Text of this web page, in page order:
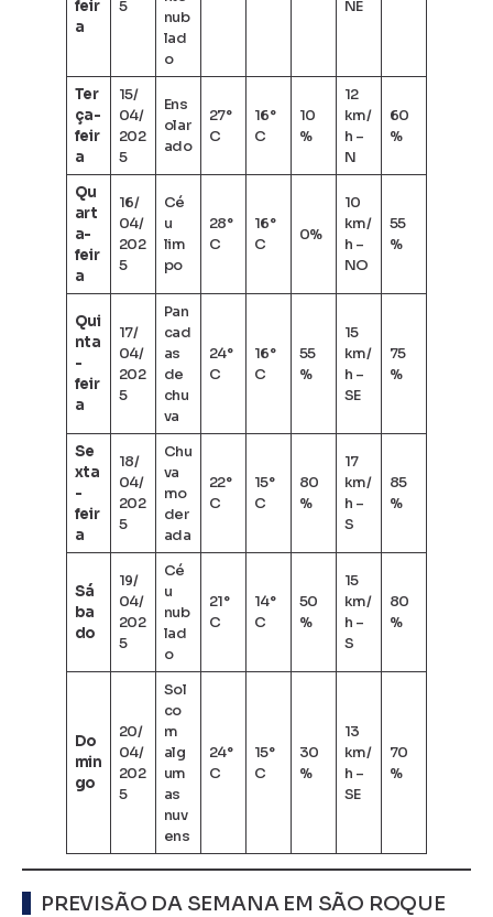
feir
a
5
nub
lad
o
NE
Ter
ça-
feir
a
15/
04/
202
5
Ens
olar
ado
27°
C
16°
C
10
%
12
km/
h –
N
60
%
Qu
art
a-
feir
a
16/
04/
202
5
Cé
u
lim
po
28°
C
16°
C
0%
10
km/
h –
NO
55
%
Qui
nta
-
feir
a
17/
04/
202
5
Pan
cad
as
de
chu
va
24°
C
16°
C
55
%
15
km/
h –
SE
75
%
Se
xta
-
feir
a
18/
04/
202
5
Chu
va
mo
der
ada
22°
C
15°
C
80
%
17
km/
h –
S
85
%
Sá
ba
do
19/
04/
202
5
Cé
u
nub
lad
o
21°
C
14°
C
50
%
15
km/
h –
S
80
%
Do
min
go
20/
04/
202
5
Sol
co
m
alg
um
as
nuv
ens
24°
C
15°
C
30
%
13
km/
h –
SE
70
%
PREVISÃO DA SEMANA EM SÃO ROQUE